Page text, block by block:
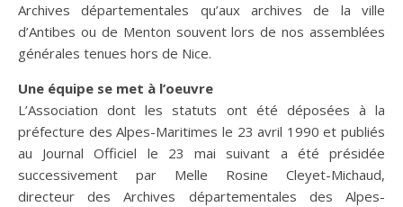
Archives départementales qu’aux archives de la ville
d’Antibes ou de Menton souvent lors de nos assemblées
générales tenues hors de Nice.
Une équipe se met à l’oeuvre
L’Association dont les statuts ont été déposées à la
préfecture des Alpes-Maritimes le 23 avril 1990 et publiés
au Journal Officiel le 23 mai suivant a été présidée
successivement par Melle Rosine Cleyet-Michaud,
directeur des Archives départementales des Alpes-